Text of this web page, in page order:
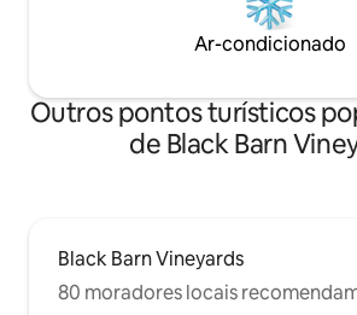
Ar-condicionado
Outros pontos turísticos
de Black Barn
Black Barn Vineyards
80 moradores locais